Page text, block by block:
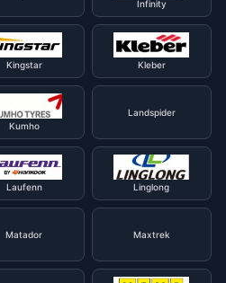
Infinity
Kingstar
Kleber
Kumho
Landspider
Laufenn
Linglong
Matador Maxtrek